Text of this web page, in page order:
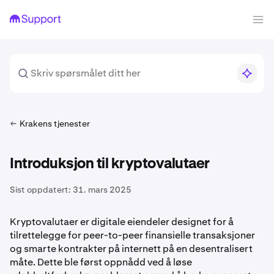
Krakens tjenester
Introduksjon til kryptovalutaer
Sist oppdatert: 31. mars 2025
Kryptovalutaer er digitale eiendeler designet for å
tilrettelegge for peer-to-peer finansielle transaksjoner
og smarte kontrakter på internett på en desentralisert
måte. Dette ble først oppnådd ved å løse